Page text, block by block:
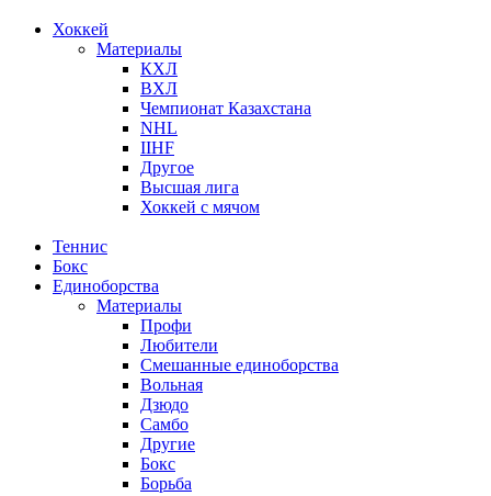
Хоккей
Материалы
КХЛ
ВХЛ
Чемпионат Казахстана
NHL
IIHF
Другое
Высшая лига
Хоккей с мячом
Теннис
Бокс
Единоборства
Материалы
Профи
Любители
Смешанные единоборства
Вольная
Дзюдо
Самбо
Другие
Бокс
Борьба